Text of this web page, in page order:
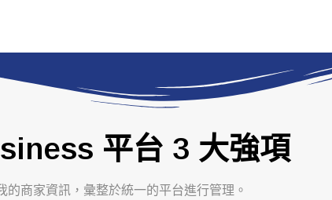
平台 3 大強項
的商家資訊，彙整於統一的平台進行管理。